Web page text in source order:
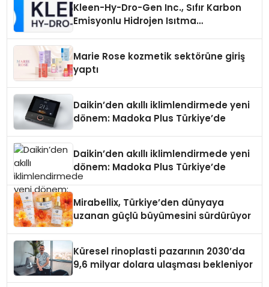
Kleen-Hy-Dro-Gen Inc., Sıfır Karbon
Emisyonlu Hidrojen Isıtma
Marie Rose kozmetik sektörüne giriş
yaptı
Daikin’den akıllı iklimlendirmede yeni
dönem: Madoka Plus Türkiye’de
Daikin’den akıllı iklimlendirmede yeni
dönem: Madoka Plus Türkiye’de
Mirabellix, Türkiye’den dünyaya
uzanan güçlü büyümesini sürdürüyor
Küresel rinoplasti pazarının 2030’da
9,6 milyar dolara ulaşması bekleniyor